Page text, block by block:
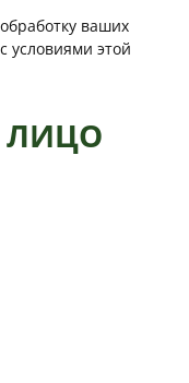
ваших
условиями этой
ЛИЦО